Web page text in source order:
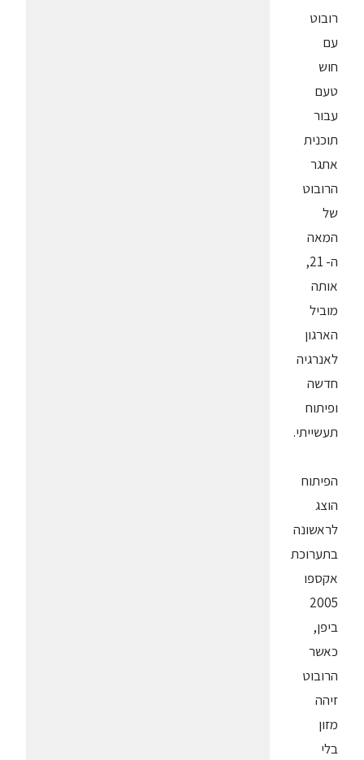
רובוט
עם
חוש
טעם
עבור
תוכנית
אתגר
הרובוט
של
המאה
ה- 21,
אותה
מוביל
הארגון
לאנרגיה
חדשה
ופיתוח
תעשייתי.
הפיתוח
הוצג
לראשונה
בתערוכת
אקספו
2005
ביפן,
כאשר
הרובוט
זיהה
מזון
בלי